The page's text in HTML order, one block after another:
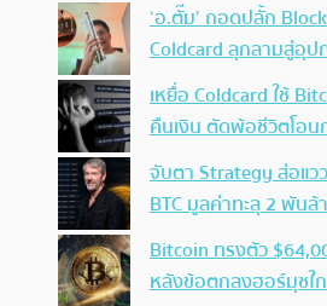
‘อ.ตั๊ม’ ถอดปลั้ก
Coldcard ลุกลามสู่อุ
เหยื่อ Coldcard ใช้
คืนเงิน ตัดพ้อชีวิตโอ
จับตา Strategy ส่อแว
BTC มูลค่าทะลุ 2 พัน
Bitcoin ทรงตัว
หลังข้อตกลงฮอร์มุซใ